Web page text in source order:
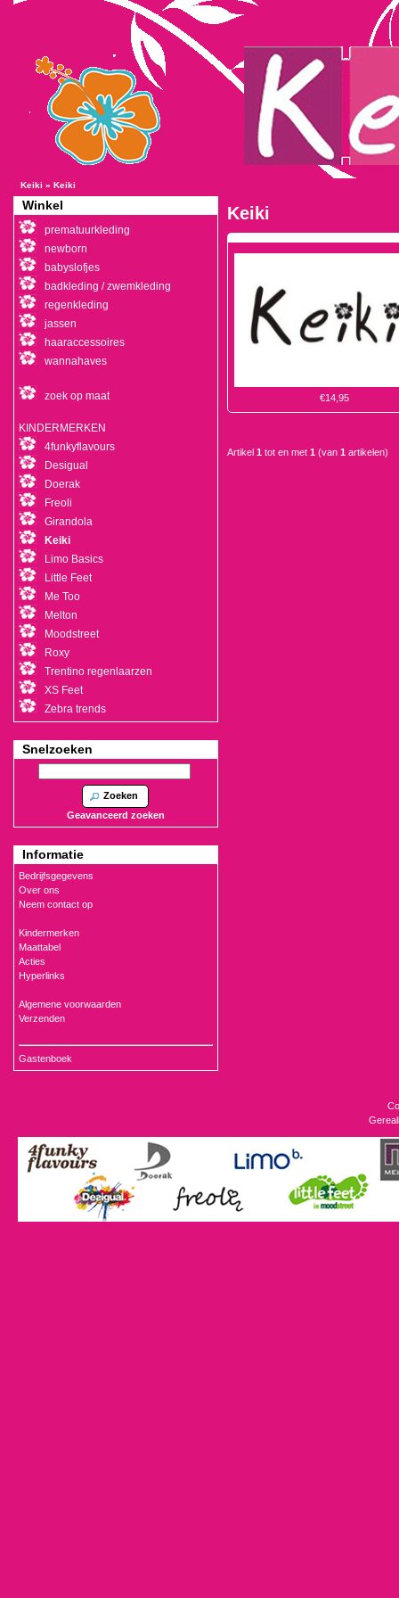
Keiki » Keiki
Keiki
€14,95
Artikel 1 tot en met 1 (van 1 artikelen)
Winkel
prematuurkleding
newborn
babyslofjes
badkleding / zwemkleding
regenkleding
jassen
haaraccessoires
wannahaves
zoek op maat
KINDERMERKEN
4funkyflavours
Desigual
Doerak
Freoli
Girandola
Keiki
Limo Basics
Little Feet
Me Too
Melton
Moodstreet
Roxy
Trentino regenlaarzen
XS Feet
Zebra trends
Snelzoeken
Zoeken
Geavanceerd zoeken
Informatie
Bedrijfsgegevens
Over ons
Neem contact op
Kindermerken
Maattabel
Acties
Hyperlinks
Algemene voorwaarden
Verzenden
Gastenboek